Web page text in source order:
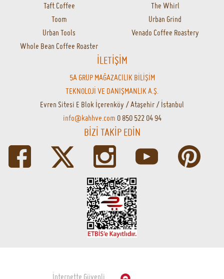
Taft Coffee
The Whirl
Toom
Urban Grind
Urban Tools
Venado Coffee Roastery
Whole Bean Coffee Roaster
İLETİŞİM
5A GRUP MAĞAZACILIK BİLİŞİM
TEKNOLOJİ VE DANIŞMANLIK A.Ş.
Evren Sitesi E Blok İçerenköy / Ataşehir / İstanbul
info@kahhve.com 0 850 522 04 94
BİZİ TAKİP EDİN
İnternette Güvenli